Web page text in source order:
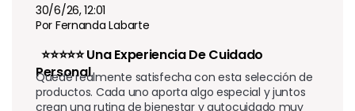
30/6/26, 12:01
Por Fernanda Labarte
  ⭐️⭐️⭐️⭐️⭐️ Una Experiencia De Cuidado
Personal
Quedé realmente satisfecha con esta selección de
productos. Cada uno aporta algo especial y juntos
crean una rutina de bienestar y autocuidado muy